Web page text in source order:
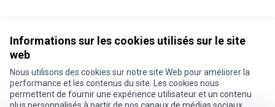
Informations sur les cookies utilisés sur le site
web
Nous utilisons des cookies sur notre site Web pour améliorer la
performance et les contenus du site. Les cookies nous
permettent de fournir une expérience utilisateur et un contenu
Conditions d'utilisation
Paramètres des cookies
Je participe ! sur X
Je participe ! sur Facebook
Je participe ! sur Instagram